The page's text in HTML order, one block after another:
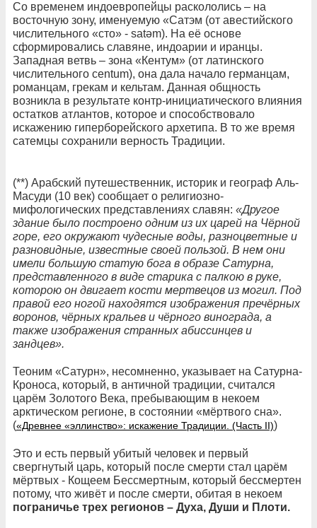
Со временем индоевропейцы раскололись – на
восточную зону, именуемую «Сатэм (от авестийского
числительного «сто» - satəm). На её основе
сформировались славяне, индоарии и иранцы.
Западная ветвь – зона «Кентум» (от латинского
числительного centum), она дала начало германцам,
романцам, грекам и кельтам. Данная общность
возникла в результате контр-инициатического влияния
остатков атлантов, которое и способствовало
искажению гиперборейского архетипа. В то же время
сатемцы сохранили верность Традиции.
(**) Арабский путешественник, историк и географ Аль-
Масуди (10 век) сообщает о религиозно-
мифологических представлениях славян: «Другое
здание было построено одним из их царей на Чёрной
горе, его окружают чудесные воды, разноцветные и
разновидные, известные своей пользой. В нем они
имели большую статую бога в образе Сатурна,
представленного в виде старика с палкою в руке,
которою он двигает кости мертвецов из могил. Под
правой его ногой находятся изображения пречёрных
воронов, чёрных кральев и чёрного винограда, а
также изображения странных абиссинцев и
зандцев».
Теоним «Сатурн», несомненно, указывает на Сатурна-
Кроноса, который, в античной традиции, считался
царём Золотого Века, пребывающим в некоем
арктическом регионе, в состоянии «мёртвого сна».
(«Древнее «эллинство»: искажение Традиции. (Часть II))
Это и есть первый убитый человек и первый
свергнутый царь, который после смерти стал царём
мёртвых - Кощеем Бессмертным, который бессмертен
потому, что живёт и после смерти, обитая в некоем
пограничье трех регионов – Духа, Души и Плоти.